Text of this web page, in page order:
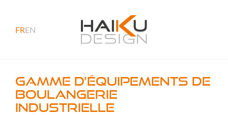
FREN
Gamme d’équipements de
boulangerie
industrielle